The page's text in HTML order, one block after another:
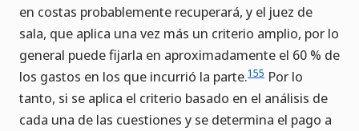
en costas probablemente recuperará, y el juez de
sala, que aplica una vez más un criterio amplio, por lo
general puede fijarla en aproximadamente el 60 % de
los gastos en los que incurrió la parte.155 Por lo
tanto, si se aplica el criterio basado en el análisis de
cada una de las cuestiones y se determina el pago a